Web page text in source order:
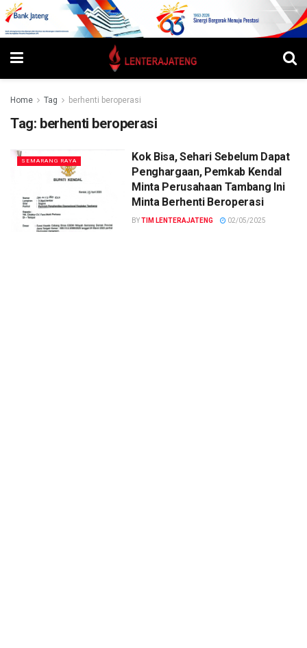
Home Tag berhenti beroperasi
Tag: berhenti beroperasi
SEMARANG RAYA
Kok Bisa, Sehari Sebelum Dapat
Penghargaan, Pemkab Kendal
Minta Perusahaan Tambang Ini
Minta Berhenti Beroperasi
BYTIM LENTERAJATENG 02/05/2025